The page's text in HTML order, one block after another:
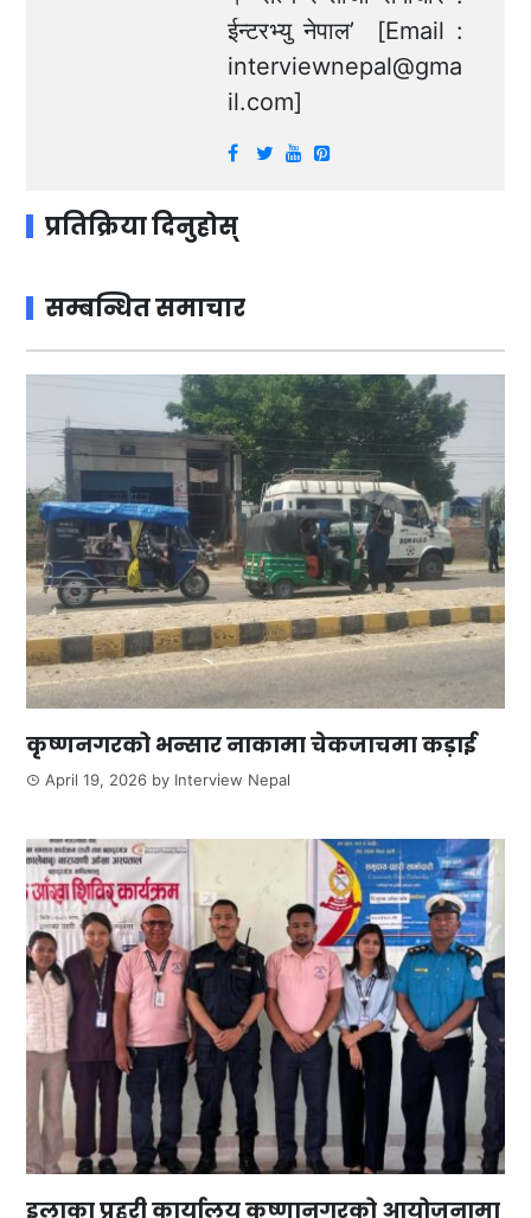
ईन्टरभ्यु नेपाल’ [Email :
interviewnepal@gma
il.com]
प्रतिक्रिया दिनुहोस्
सम्बन्धित समाचार
कृष्णनगरको भन्सार नाकामा चेकजाचमा कड़ाई
April 19, 2026 by Interview Nepal
इलाका प्रहरी कार्यालय कृष्णानगरको आयोजनामा